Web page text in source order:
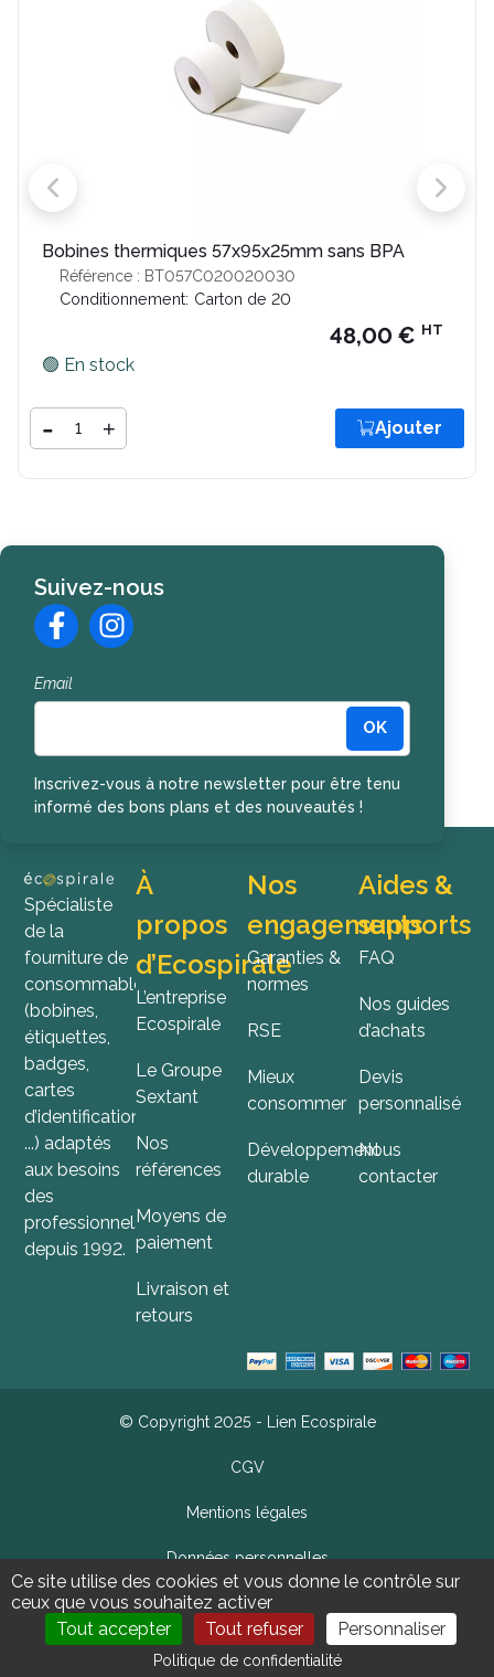
Bobines thermiques 57x95x25mm sans BPA
Référence : BT057C020020030
Conditionnement: Carton de 20
48,00 € HT
🟢 En stock
- + Ajouter
Suivez-nous
Email
OK
Inscrivez-vous à notre newsletter pour être tenu
informé des bons plans et des nouveautés !
Spécialiste
de la
fourniture de
consommables
(bobines,
étiquettes,
badges,
cartes
d’identification,
...) adaptés
aux besoins
des
professionnels
depuis 1992.
À
propos
d’Ecospirale
L’entreprise
Ecospirale
Le Groupe
Sextant
Nos
références
Moyens de
paiement
Livraison et
retours
Nos
engagements
Garanties &
normes
RSE
Mieux
consommer
Développement
durable
Aides &
supports
FAQ
Nos guides
d’achats
Devis
personnalisé
Nous
contacter
© Copyright 2025 - Lien Ecospirale
CGV
Mentions légales
Données personnelles
Gestion des cookies
Sitemap
Ce site utilise des cookies et vous donne le contrôle sur
ceux que vous souhaitez activer
Tout accepter
Tout refuser Personnaliser
Politique de confidentialité